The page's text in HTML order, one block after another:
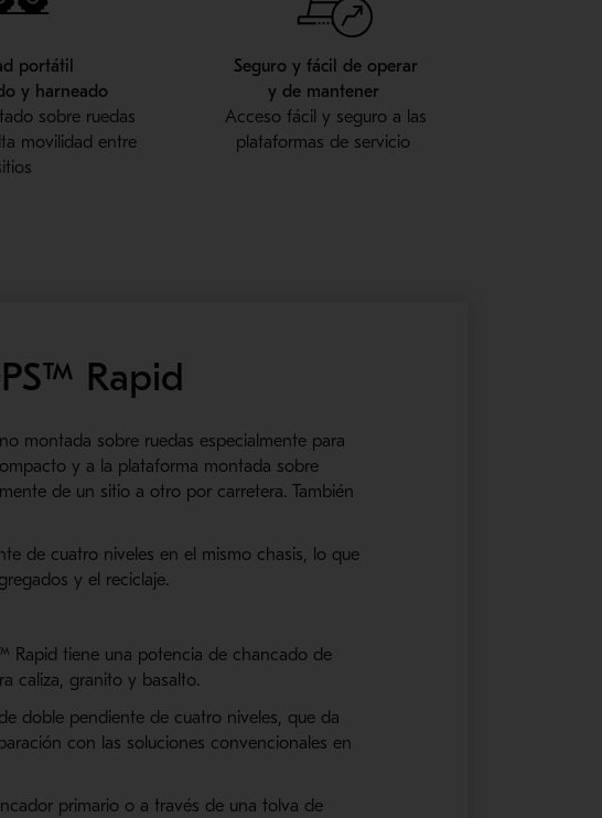
portátil
y harneado
sobre ruedas
movilidad entre
Seguro y fácil de operar
y de mantener
Acceso fácil y seguro a las
plataformas de servicio
Rapid
montada sobre ruedas especialmente para
y a la plataforma montada sobre
de un sitio a otro por carretera. También
de cuatro niveles en el mismo chasis, lo que
y el reciclaje.
Rapid tiene una potencia de chancado de
caliza, granito y basalto.
de doble pendiente de cuatro niveles, que da
con las soluciones convencionales en
primario o a través de una tolva de